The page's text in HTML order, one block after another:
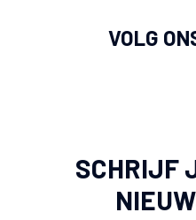
VOLG
SCHRIJF